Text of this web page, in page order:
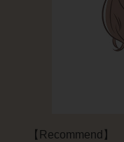
【Recommend】